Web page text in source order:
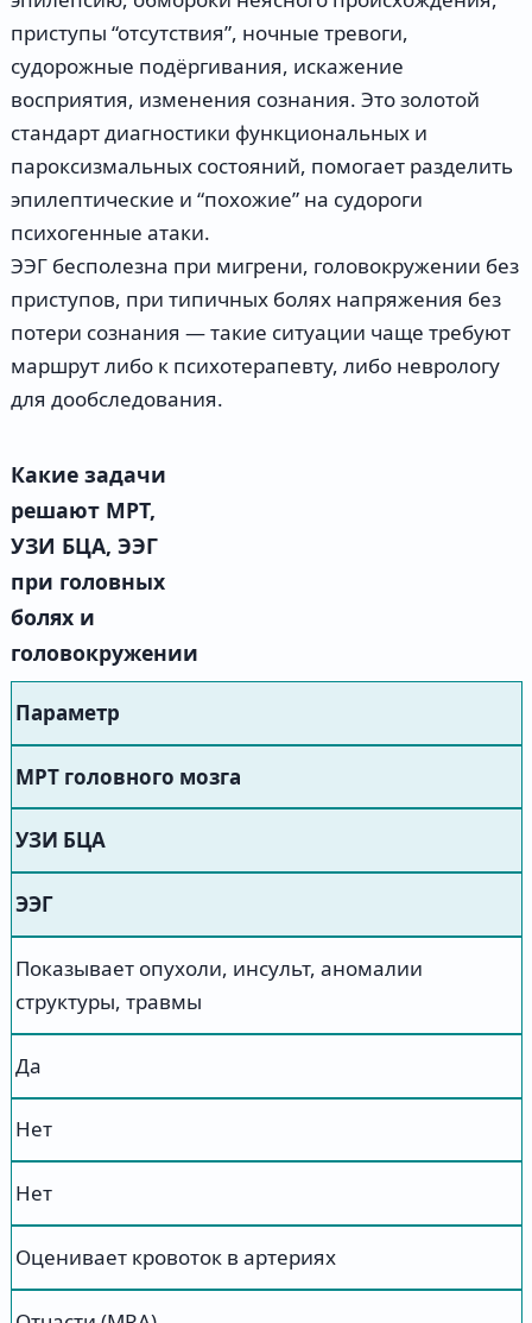
приступы “отсутствия”, ночные тревоги,
судорожные подёргивания, искажение
восприятия, изменения сознания. Это золотой
стандарт диагностики функциональных и
пароксизмальных состояний, помогает разделить
эпилептические и “похожие” на судороги
психогенные атаки.
ЭЭГ бесполезна при мигрени, головокружении без
приступов, при типичных болях напряжения без
потери сознания — такие ситуации чаще требуют
маршрут либо к психотерапевту, либо неврологу
для дообследования.
Какие задачи
решают МРТ,
УЗИ БЦА, ЭЭГ
при головных
болях и
головокружении
Параметр
МРТ головного мозга
УЗИ БЦА
ЭЭГ
Показывает опухоли, инсульт, аномалии
структуры, травмы
Да
Нет
Нет
Оценивает кровоток в артериях